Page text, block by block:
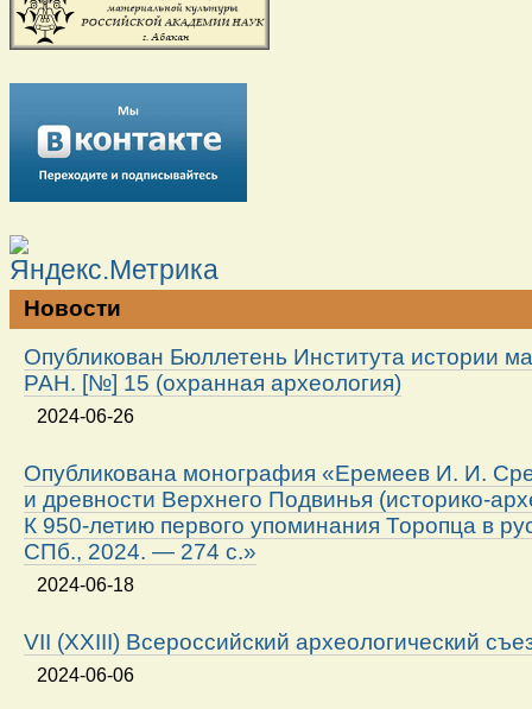
Новости
Опубликован Бюллетень Института истории
РАН. [№] 15 (охранная археология)
2024-06-26
Опубликована монография «Еремеев И. И.
и древности Верхнего Подвинья (историко-
К 950-летию первого упоминания Торопца в
СПб., 2024. — 274 с.»
2024-06-18
VII (XXIII) Всероссийский археологический
2024-06-06